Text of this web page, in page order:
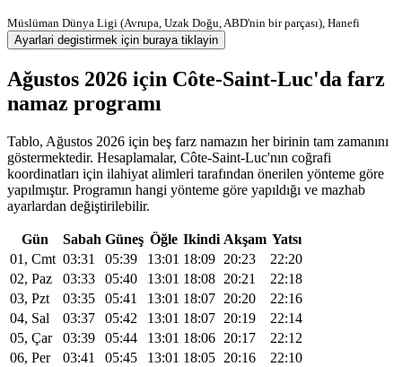
Müslüman Dünya Ligi (Avrupa, Uzak Doğu, ABD'nin bir parçası), Hanefi
Ayarlari degistirmek için buraya tiklayin
Ağustos 2026 için Côte-Saint-Luc'da farz
namaz programı
Tablo, Ağustos 2026 için beş farz namazın her birinin tam zamanını
göstermektedir. Hesaplamalar, Côte-Saint-Luc'nın coğrafi
koordinatları için ilahiyat alimleri tarafından önerilen yönteme göre
yapılmıştır. Programın hangi yönteme göre yapıldığı ve mazhab
ayarlardan değiştirilebilir.
Gün Sabah Güneş Öğle Ikindi Akşam Yatsı
01, Cmt 03:31 05:39 13:01 18:09 20:23
22:20
02, Paz
03:33 05:40 13:01 18:08 20:21
22:18
03, Pzt
03:35 05:41 13:01 18:07 20:20
22:16
04, Sal
03:37 05:42 13:01 18:07 20:19
22:14
05, Çar
03:39 05:44 13:01 18:06 20:17
22:12
06, Per
03:41 05:45 13:01 18:05 20:16
22:10